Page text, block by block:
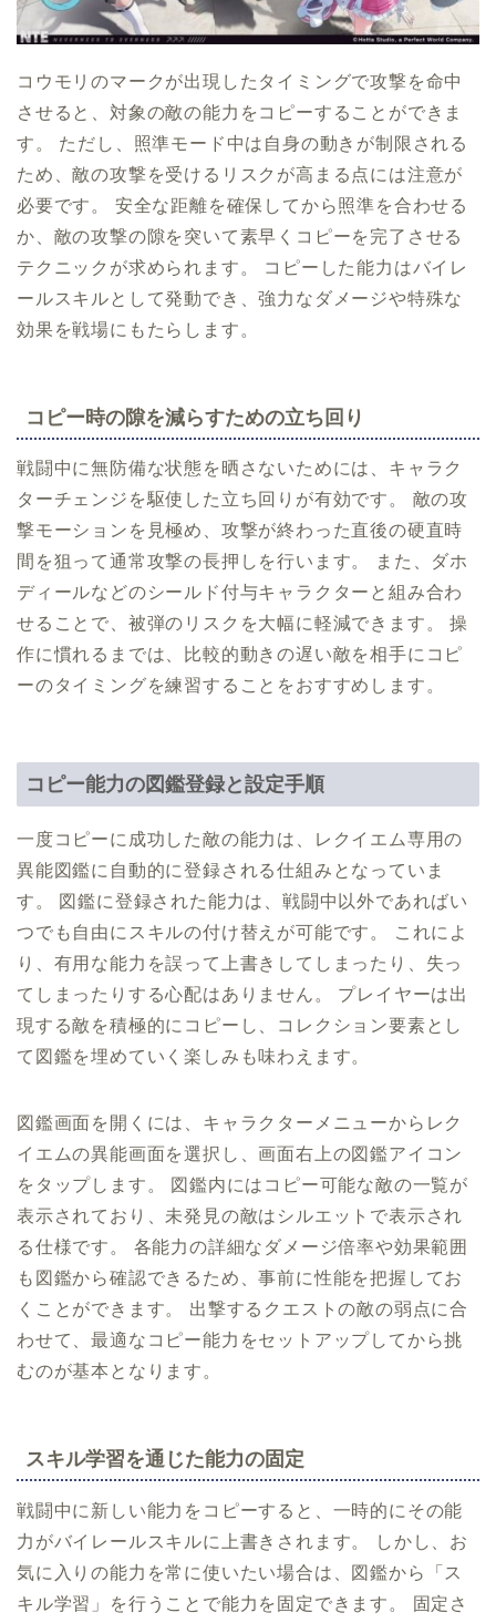
コウモリのマークが出現したタイミングで攻撃を命中
させると、対象の敵の能力をコピーすることができま
す。 ただし、照準モード中は自身の動きが制限される
ため、敵の攻撃を受けるリスクが高まる点には注意が
必要です。 安全な距離を確保してから照準を合わせる
か、敵の攻撃の隙を突いて素早くコピーを完了させる
テクニックが求められます。 コピーした能力はバイレ
ールスキルとして発動でき、強力なダメージや特殊な
効果を戦場にもたらします。
コピー時の隙を減らすための立ち回り
戦闘中に無防備な状態を晒さないためには、キャラク
ターチェンジを駆使した立ち回りが有効です。 敵の攻
撃モーションを見極め、攻撃が終わった直後の硬直時
間を狙って通常攻撃の長押しを行います。 また、ダホ
ディールなどのシールド付与キャラクターと組み合わ
せることで、被弾のリスクを大幅に軽減できます。 操
作に慣れるまでは、比較的動きの遅い敵を相手にコピ
ーのタイミングを練習することをおすすめします。
コピー能力の図鑑登録と設定手順
一度コピーに成功した敵の能力は、レクイエム専用の
異能図鑑に自動的に登録される仕組みとなっていま
す。 図鑑に登録された能力は、戦闘中以外であればい
つでも自由にスキルの付け替えが可能です。 これによ
り、有用な能力を誤って上書きしてしまったり、失っ
てしまったりする心配はありません。 プレイヤーは出
現する敵を積極的にコピーし、コレクション要素とし
て図鑑を埋めていく楽しみも味わえます。
図鑑画面を開くには、キャラクターメニューからレク
イエムの異能画面を選択し、画面右上の図鑑アイコン
をタップします。 図鑑内にはコピー可能な敵の一覧が
表示されており、未発見の敵はシルエットで表示され
る仕様です。 各能力の詳細なダメージ倍率や効果範囲
も図鑑から確認できるため、事前に性能を把握してお
くことができます。 出撃するクエストの敵の弱点に合
わせて、最適なコピー能力をセットアップしてから挑
むのが基本となります。
スキル学習を通じた能力の固定
戦闘中に新しい能力をコピーすると、一時的にその能
力がバイレールスキルに上書きされます。 しかし、お
気に入りの能力を常に使いたい場合は、図鑑から「ス
キル学習」を行うことで能力を固定できます。 固定さ